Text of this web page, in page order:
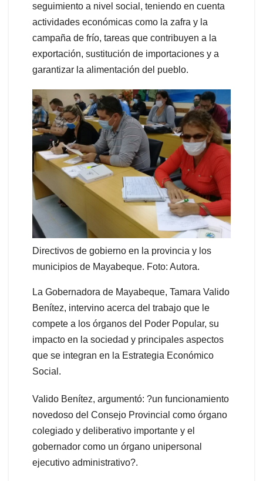
seguimiento a nivel social, teniendo en cuenta
actividades económicas como la zafra y la
campaña de frío, tareas que contribuyen a la
exportación, sustitución de importaciones y a
garantizar la alimentación del pueblo.
Directivos de gobierno en la provincia y los
municipios de Mayabeque. Foto: Autora.
La Gobernadora de Mayabeque, Tamara Valido
Benítez, intervino acerca del trabajo que le
compete a los órganos del Poder Popular, su
impacto en la sociedad y principales aspectos
que se integran en la Estrategia Económico
Social.
Valido Benítez, argumentó: ?un funcionamiento
novedoso del Consejo Provincial como órgano
colegiado y deliberativo importante y el
gobernador como un órgano unipersonal
ejecutivo administrativo?.